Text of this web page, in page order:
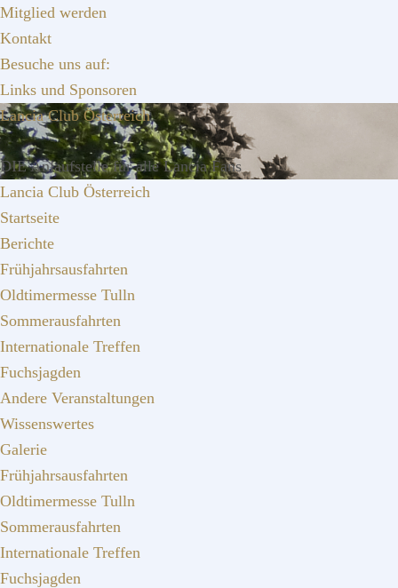
Zur
Hauptnavigation
springen
Zum
Inhalt
springen
Zur
Seitenspalte
springen
Mitglied werden
Kontakt
Besuche uns auf:
Links und Sponsoren
Lancia Club Österreich
DIE Anlaufstelle für alle Lancia Fans
Lancia Club Österreich
Startseite
Berichte
Frühjahrsausfahrten
Oldtimermesse Tulln
Sommerausfahrten
Internationale Treffen
Fuchsjagden
Andere Veranstaltungen
Wissenswertes
Galerie
Frühjahrsausfahrten
Oldtimermesse Tulln
Sommerausfahrten
Internationale Treffen
Fuchsjagden